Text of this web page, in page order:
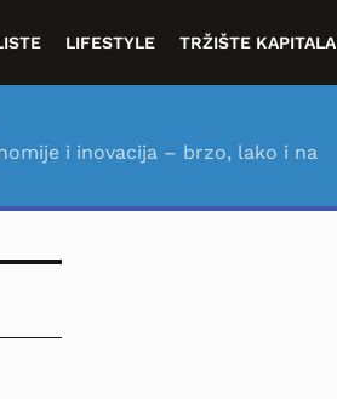
LIFESTYLE TRŽIŠTE KAPITALA
i inovacija – brzo, lako i na